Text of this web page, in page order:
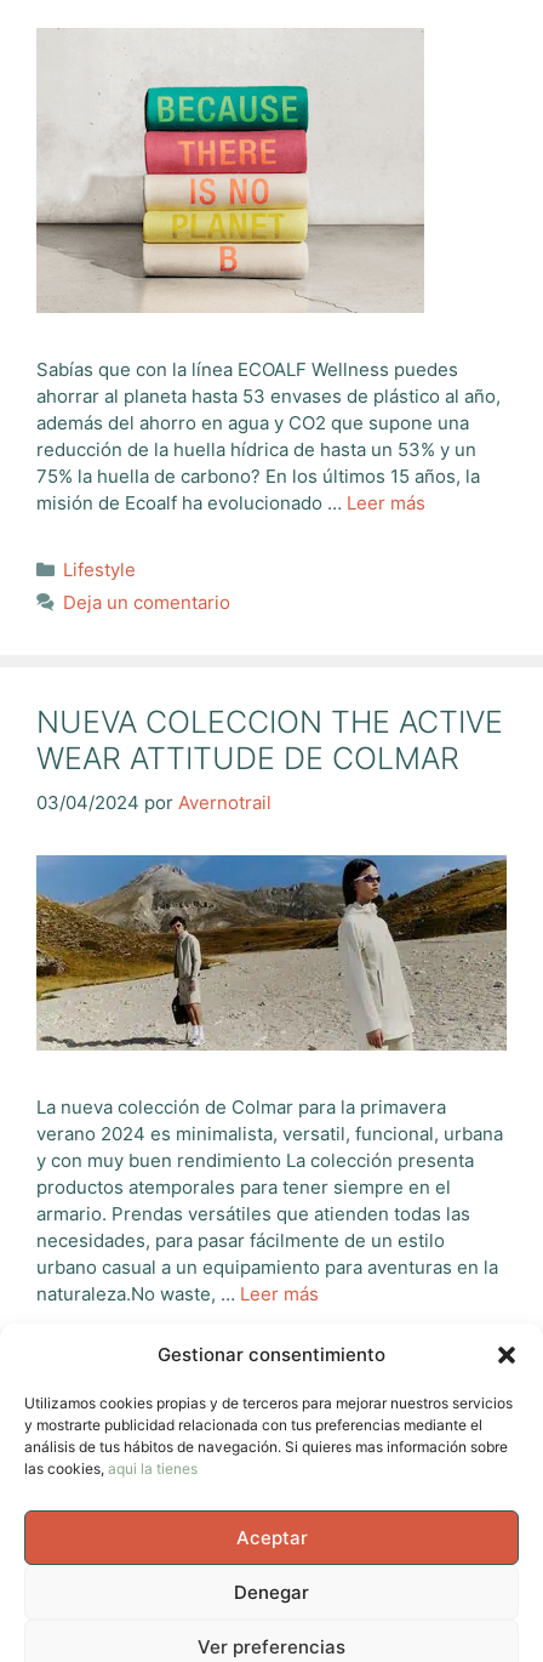
Gestionar consentimiento
Utilizamos cookies propias y de terceros para mejorar nuestros servicios
y mostrarte publicidad relacionada con tus preferencias mediante el
análisis de tus hábitos de navegación. Si quieres mas información sobre
las cookies, aqui la tienes
Aceptar
Denegar
Ver preferencias
Sabías que con la línea ECOALF Wellness puedes
ahorrar al planeta hasta 53 envases de plástico al año,
además del ahorro en agua y CO2 que supone una
reducción de la huella hídrica de hasta un 53% y un
75% la huella de carbono? En los últimos 15 años, la
misión de Ecoalf ha evolucionado … Leer más
Categorías
Lifestyle
Deja un comentario
NUEVA COLECCION THE ACTIVE
WEAR ATTITUDE DE COLMAR
03/04/2024 por Avernotrail
La nueva colección de Colmar para la primavera
verano 2024 es minimalista, versatil, funcional, urbana
y con muy buen rendimiento La colección presenta
productos atemporales para tener siempre en el
armario. Prendas versátiles que atienden todas las
necesidades, para pasar fácilmente de un estilo
urbano casual a un equipamiento para aventuras en la
naturaleza.No waste, … Leer más
, ropa senderismo mujer
Deja un comentario
Página
… Página
12 Siguiente
© 2026 AvernoTrail - Movimiento, vida y curiosidad, un